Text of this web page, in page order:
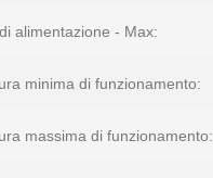
alimentazione - Max:
minima di funzionamento:
massima di funzionamento: